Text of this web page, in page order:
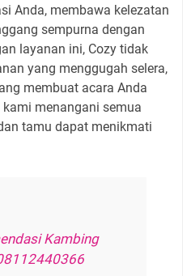
Anda, membawa kelezatan
sempurna dengan
layanan ini, Cozy tidak
yang menggugah selera,
membuat acara Anda
menangani semua
tamu dapat menikmati
Kambing